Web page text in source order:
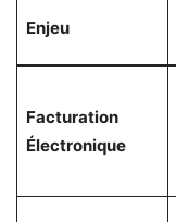
Enjeu
Facturation
Électronique